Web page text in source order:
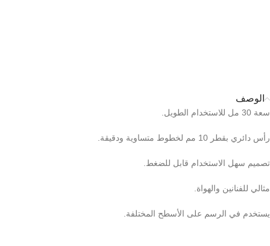
الوصف
سعة 30 مل للاستخدام الطويل.
رأس دائري بقطر 10 مم لخطوط متساوية ودقيقة.
تصميم سهل الاستخدام قابل للضغط.
مثالي للفنانين والهواة.
يستخدم في الرسم على الأسطح المختلفة.